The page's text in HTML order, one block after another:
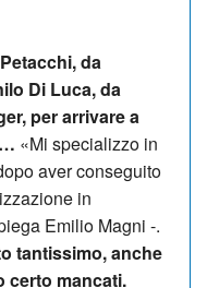
da
Di Luca, da
per arrivare a
«Mi specializzo in
aver conseguito
in
Emilio Magni -.
tantissimo, anche
certo mancati.